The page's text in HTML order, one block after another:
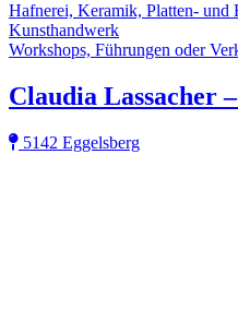
Hafnerei, Keramik, Platten- und
Kunsthandwerk
Workshops, Führungen oder
Claudia Lassacher
5142 Eggelsberg